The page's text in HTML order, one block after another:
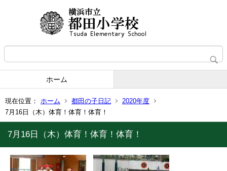
ホーム
現在位置： ホーム 都田の子日記
2020年度
7月16日（木）体育！体育！体育！
7月16日（木）体育！体育！体育！